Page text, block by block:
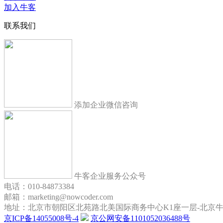
加入牛客
联系我们
添加企业微信咨询
牛客企业服务公众号
电话：010-84873384
邮箱：marketing@nowcoder.com
地址：北京市朝阳区北苑路北美国际商务中心K1座一层-北京
京ICP备14055008号-4
京公网安备1101052036488号